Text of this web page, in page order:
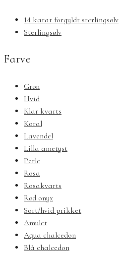
14 karat forgyldt sterlingsølv
Sterlingsølv
Farve
Grøn
Hvid
Klar kvarts
Koral
Lavendel
Lilla ametyst
Perle
Rosa
Rosakvarts
Rød onyx
Sort/hvid prikket
Amulet
Aqua chalcedon
Blå chalcedon